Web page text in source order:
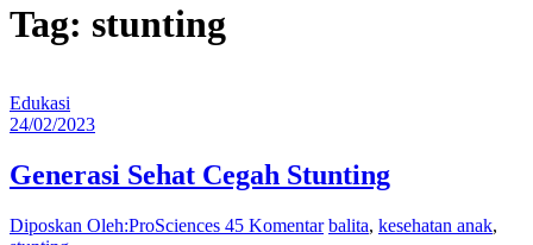
Tag: stunting
Edukasi
24/02/2023
Generasi Sehat Cegah Stunting
Diposkan Oleh:ProSciences 45 Komentar balita, kesehatan anak,